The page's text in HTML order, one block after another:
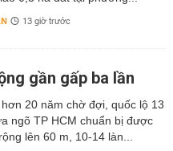
13 giờ trước
gần gấp ba lần
20 năm chờ đợi, quốc lộ 13
ngõ TP HCM chuẩn bị được
lên 60 m, 10-14 làn...